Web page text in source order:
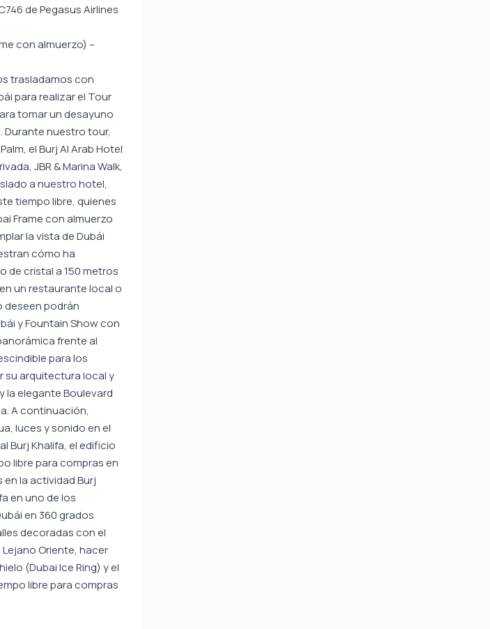
de Pegasus Airlines
con almuerzo) –
trasladamos con
para realizar el Tour
tomar un desayuno
Durante nuestro tour,
el Burj Al Arab Hotel
JBR & Marina Walk,
a nuestro hotel,
tiempo libre, quienes
Frame con almuerzo
la vista de Dubái
cómo ha
de cristal a 150 metros
un restaurante local o
deseen podrán
y Fountain Show con
frente al
para los
su arquitectura local y
la elegante Boulevard
A continuación,
luces y sonido en el
Burj Khalifa, el edificio
libre para compras en
en la actividad Burj
en uno de los
en 360 grados
decoradas con el
Oriente, hacer
(Dubai Ice Ring) y el
libre para compras